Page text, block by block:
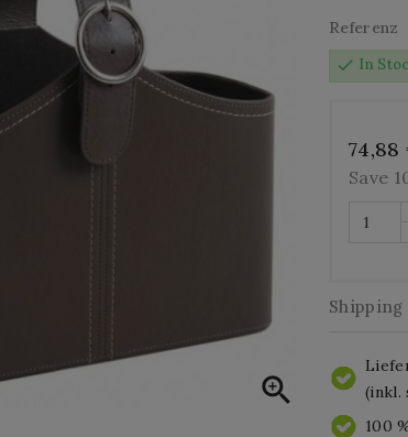

Referenz
check In
74,88
Save
Shipping
(inkl.
100